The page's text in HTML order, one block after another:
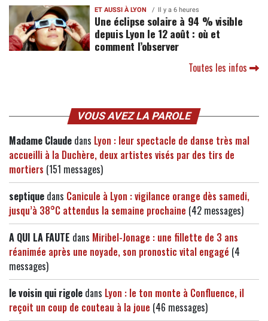
ET AUSSI À LYON Il y a 6 heures
Une éclipse solaire à 94 % visible
depuis Lyon le 12 août : où et
comment l’observer
Toutes les infos
VOUS AVEZ LA PAROLE
Madame Claude dans Lyon : leur spectacle de danse très mal
accueilli à la Duchère, deux artistes visés par des tirs de
mortiers (151 messages)
septique dans Canicule à Lyon : vigilance orange dès samedi,
jusqu’à 38°C attendus la semaine prochaine (42 messages)
A QUI LA FAUTE dans Miribel-Jonage : une fillette de 3 ans
réanimée après une noyade, son pronostic vital engagé (4
messages)
le voisin qui rigole dans Lyon : le ton monte à Confluence, il
reçoit un coup de couteau à la joue (46 messages)